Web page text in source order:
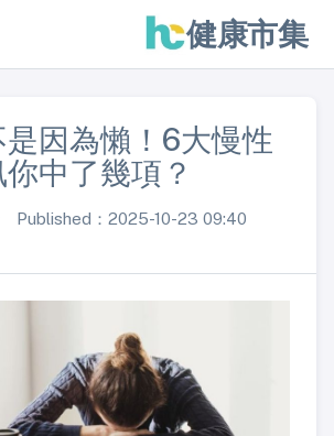
健康市集
因為懶！6大慢性
中了幾項？
Published：2025-10-23 09:40